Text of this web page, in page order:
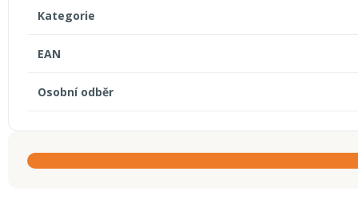
Kategorie
EAN
Osobní odběr